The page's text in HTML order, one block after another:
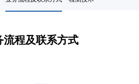
流程及联系方式